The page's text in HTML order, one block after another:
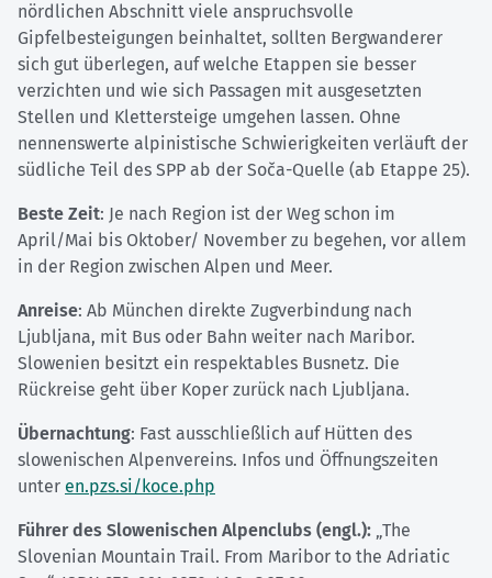
nördlichen Abschnitt viele anspruchsvolle
Gipfelbesteigungen beinhaltet, sollten Bergwanderer
sich gut überlegen, auf welche Etappen sie besser
verzichten und wie sich Passagen mit ausgesetzten
Stellen und Klettersteige umgehen lassen. Ohne
nennenswerte alpinistische Schwierigkeiten verläuft der
südliche Teil des SPP ab der Soča-Quelle (ab Etappe 25).
Beste Zeit: Je nach Region ist der Weg schon im
April/Mai bis Oktober/ November zu begehen, vor allem
in der Region zwischen Alpen und Meer.
Anreise: Ab München direkte Zugverbindung nach
Ljubljana, mit Bus oder Bahn weiter nach Maribor.
Slowenien besitzt ein respektables Busnetz. Die
Rückreise geht über Koper zurück nach Ljubljana.
Übernachtung: Fast ausschließlich auf Hütten des
slowenischen Alpenvereins. Infos und Öffnungszeiten
unter en.pzs.si/koce.php
Führer des Slowenischen Alpenclubs (engl.): „The
Slovenian Mountain Trail. From Maribor to the Adriatic